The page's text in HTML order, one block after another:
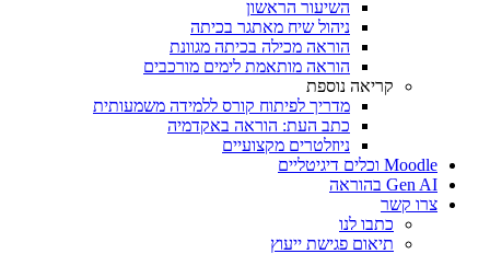
השיעור הראשון
ניהול שיח מאתגר בכיתה
הוראה מכילה בכיתה מגוונת
הוראה מותאמת לימים מורכבים
קריאה נוספת
מדריך לפיתוח קורס ללמידה משמעותית
כתב העת: הוראה באקדמיה
ניוזלטרים מקצועיים
Moodle וכלים דיגיטליים
Gen AI בהוראה
צרו קשר
כתבו לנו
תיאום פגישת ייעוץ